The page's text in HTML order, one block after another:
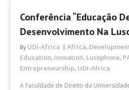
Conferência “Educação
Desenvolvimento Na
By UDI-Africa Africa,
Education, Inovation, Lusophone,
Entrepreneurship, UDI-Africa
A Faculdade de Direito da